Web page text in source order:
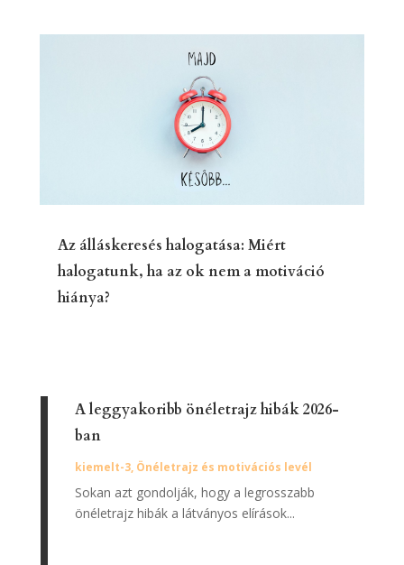
Az álláskeresés halogatása: Miért
halogatunk, ha az ok nem a motiváció
hiánya?
A leggyakoribb önéletrajz hibák 2026-
ban
kiemelt-3, Önéletrajz és motivációs levél
Sokan azt gondolják, hogy a legrosszabb
önéletrajz hibák a látványos elírások...